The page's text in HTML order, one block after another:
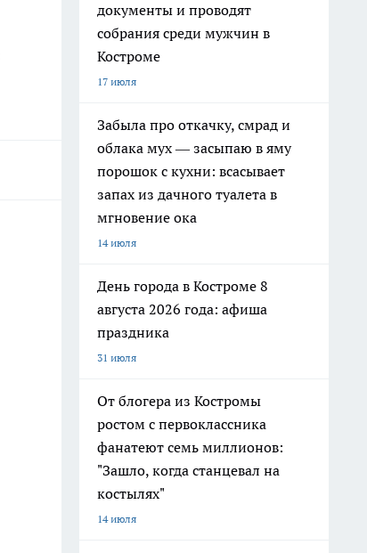
документы и проводят
собрания среди мужчин в
Костроме
17 июля
Забыла про откачку, смрад и
облака мух — засыпаю в яму
порошок с кухни: всасывает
запах из дачного туалета в
мгновение ока
14 июля
День города в Костроме 8
августа 2026 года: афиша
праздника
31 июля
От блогера из Костромы
ростом с первоклассника
фанатеют семь миллионов:
"Зашло, когда станцевал на
костылях"
14 июля